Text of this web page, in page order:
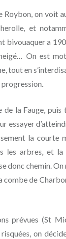
Roybon, on voit
et
bivouaquer a
On est
tout en
la Fauge, puis
essayer
la courte
les arbres, et
donc chemin. On
combe de
prévues (St
on